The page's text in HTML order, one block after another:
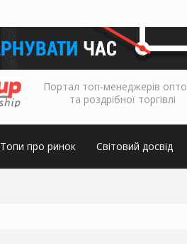
Портал топ-менеджерів
та роздрібної торгівлі
Топи про ринок Світовий досвід